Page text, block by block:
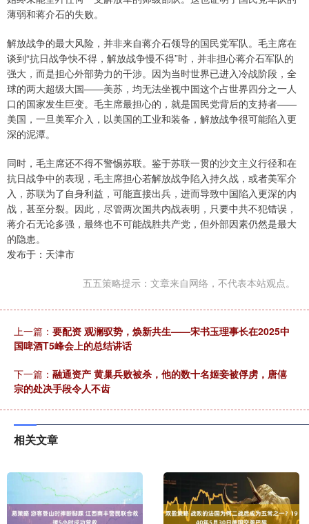
薄弱和蒋介石的失败。
解放战争的最大风险，并非来自蒋介石领导的国民党军队。毛主席在
谈到“抗日战争快不得，解放战争慢不得”时，并非担心蒋介石军队的
强大，而是担心外部势力的干涉。因为当时世界已进入冷战阶段，全
球的两大超级大国——美苏，均无法坐视中国这个占世界四分之一人
口的国家发生巨变。毛主席最担心的，就是国民党背后的支持者——
美国，一旦美军介入，以美国的工业和装备，解放战争很可能陷入更
深的泥潭。
同时，毛主席还不得不警惕苏联。鉴于苏联一贯的沙文主义行径和在
抗日战争中的表现，毛主席担心若解放战争陷入持久战，或者美军介
入，苏联为了自身利益，可能直接出兵，进而导致中国陷入更深的内
战，甚至分裂。因此，尽管两次国共内战表明，只要中共不犯错误，
蒋介石无论多强，最终也不可能战胜共产党，但外部因素仍然是最大
的隐患。
发布于：天津市
五五策略提示：文章来自网络，不代表本站观点。
上一篇： 要配资 观澜驭势，焕新共生——宋书玉理事长在2025中
国啤酒T5峰会上的总结讲话
下一篇： 融通资产 黄巢兵败被杀，他的数十名姬妾被俘虏，唐僖
宗的处决手段令人不齿
相关文章